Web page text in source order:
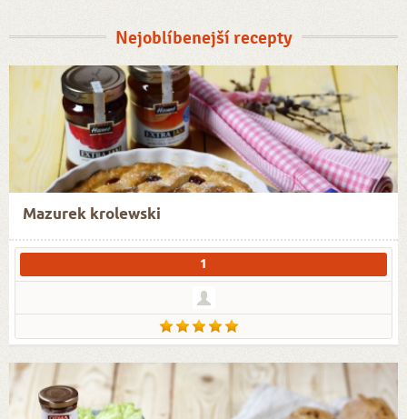
Nejoblíbenejší recepty
Mazurek krolewski
1